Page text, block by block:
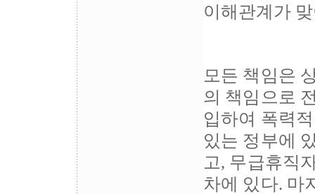
이해관계가
모든 책임은
의 책임으로
입하여 폭력
있는 정부에
고, 무급휴직
차에 있다. 마